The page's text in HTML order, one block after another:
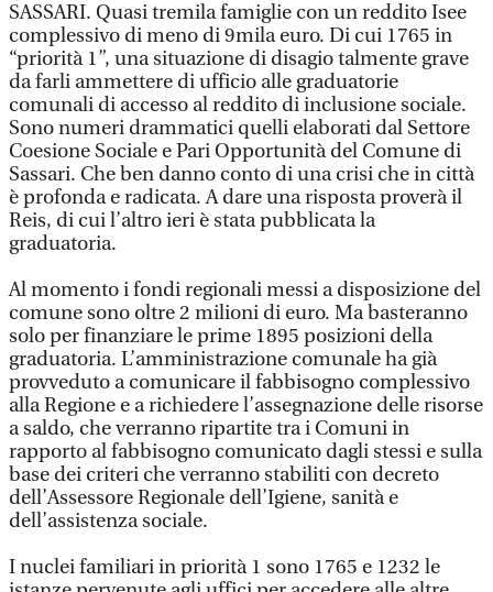
SASSARI. Quasi tremila famiglie con un reddito Isee
complessivo di meno di 9mila euro. Di cui 1765 in
“priorità 1”, una situazione di disagio talmente grave
da farli ammettere di ufficio alle graduatorie
comunali di accesso al reddito di inclusione sociale.
Sono numeri drammatici quelli elaborati dal Settore
Coesione Sociale e Pari Opportunità del Comune di
Sassari. Che ben danno conto di una crisi che in città
è profonda e radicata. A dare una risposta proverà il
Reis, di cui l’altro ieri è stata pubblicata la
graduatoria.
Al momento i fondi regionali messi a disposizione del
comune sono oltre 2 milioni di euro. Ma basteranno
solo per finanziare le prime 1895 posizioni della
graduatoria. L’amministrazione comunale ha già
provveduto a comunicare il fabbisogno complessivo
alla Regione e a richiedere l’assegnazione delle risorse
a saldo, che verranno ripartite tra i Comuni in
rapporto al fabbisogno comunicato dagli stessi e sulla
base dei criteri che verranno stabiliti con decreto
dell’Assessore Regionale dell’Igiene, sanità e
dell’assistenza sociale.
I nuclei familiari in priorità 1 sono 1765 e 1232 le